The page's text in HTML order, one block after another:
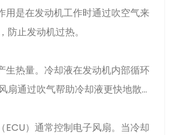
用是在发动机工作时通过吹空气来
防止发动机过热。
生热量。冷却液在发动机内部循环
扇通过吹气帮助冷却液更快地散
ECU）通常控制电子风扇。当冷却